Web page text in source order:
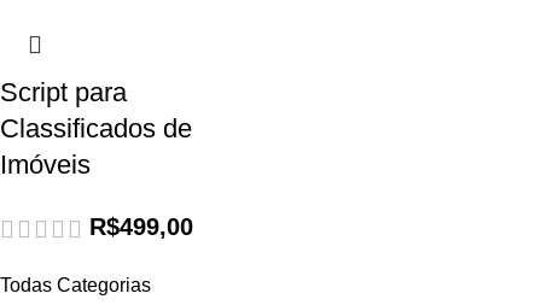
Todas Categorias
Script para
Classificados de
Imóveis
R$499,00